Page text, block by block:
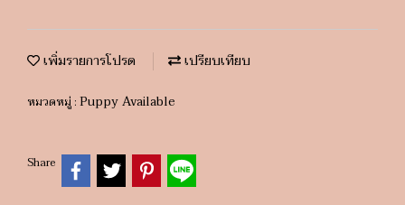
เพิ่มรายการโปรด เปรียบเทียบ
หมวดหมู่ : Puppy Available
Share